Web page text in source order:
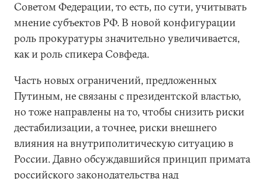
Советом Федерации, то есть, по сути, учитывать
мнение субъектов РФ. В новой конфигурации
роль прокуратуры значительно увеличивается,
как и роль спикера Совфеда.
Часть новых ограничений, предложенных
Путиным, не связаны с президентской властью,
но тоже направлены на то, чтобы снизить риски
дестабилизации, а точнее, риски внешнего
влияния на внутриполитическую ситуацию в
России. Давно обсуждавшийся принцип примата
российского законодательства над